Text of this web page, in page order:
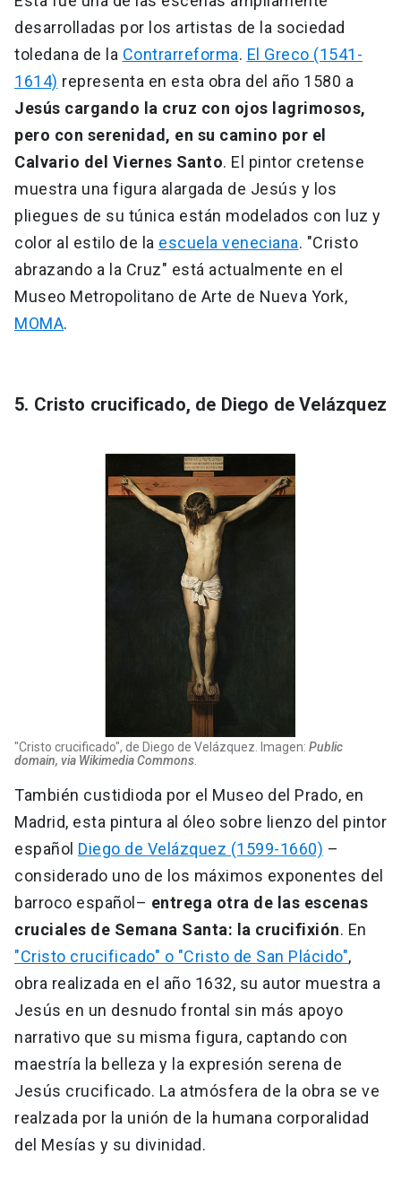
desarrolladas por los artistas de la sociedad
toledana de la Contrarreforma. El Greco (1541-
1614) representa en esta obra del año 1580 a
Jesús cargando la cruz con ojos lagrimosos,
pero con serenidad, en su camino por el
Calvario del Viernes Santo. El pintor cretense
muestra una figura alargada de Jesús y los
pliegues de su túnica están modelados con luz y
color al estilo de la escuela veneciana. "Cristo
abrazando a la Cruz" está actualmente en el
Museo Metropolitano de Arte de Nueva York,
MOMA.
5. Cristo crucificado, de Diego de Velázquez
"Cristo crucificado", de Diego de Velázquez. Imagen: Public
domain, via Wikimedia Commons
También custidioda por el Museo del Prado, en
Madrid, esta pintura al óleo sobre lienzo del pintor
español Diego de Velázquez (1599-1660) –
considerado uno de los máximos exponentes del
barroco español– entrega otra de las escenas
cruciales de Semana Santa: la crucifixión. En
"Cristo crucificado" o "Cristo de San Plácido",
obra realizada en el año 1632, su autor muestra a
Jesús en un desnudo frontal sin más apoyo
narrativo que su misma figura, captando con
maestría la belleza y la expresión serena de
Jesús crucificado. La atmósfera de la obra se ve
realzada por la unión de la humana corporalidad
del Mesías y su divinidad.